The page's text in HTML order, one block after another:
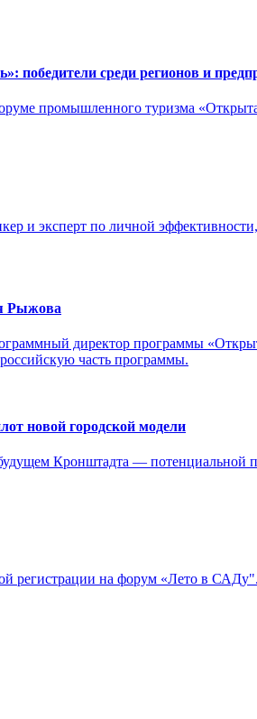
победители среди регионов и
промышленного туризма
и эксперт по личной
Рыжова
директор программы
часть программы.
новой городской модели
Кронштадта — потенциальной
на форум «Лето в